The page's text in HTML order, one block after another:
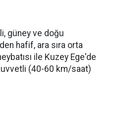
güney ve doğu
hafif, ara sıra orta
ile Kuzey Ege'de
(40-60 km/saat)